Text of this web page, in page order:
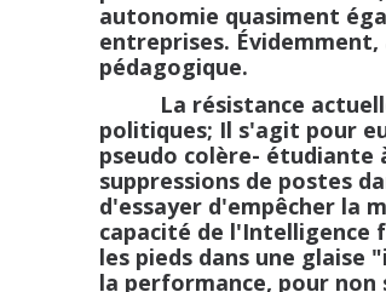
autonomie quasiment
entreprises.
pédagogique.
La résistance actuelle
politiques; Il s'agit pour
pseudo colère- étudiante
suppressions de postes
d'essayer d'empêcher la
capacité de l'Intelligence
les pieds dans une
la performance, pour